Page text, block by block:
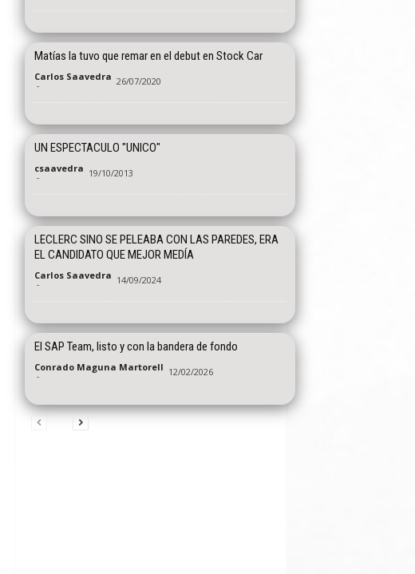
Matías la tuvo que remar en el debut en Stock Car
Carlos Saavedra
- 26/07/2020
UN ESPECTACULO "UNICO"
csaavedra
- 19/10/2013
LECLERC SINO SE PELEABA CON LAS PAREDES, ERA
EL CANDIDATO QUE MEJOR MEDÍA
Carlos Saavedra
- 14/09/2024
El SAP Team, listo y con la bandera de fondo
Conrado Maguna Martorell
- 12/02/2026